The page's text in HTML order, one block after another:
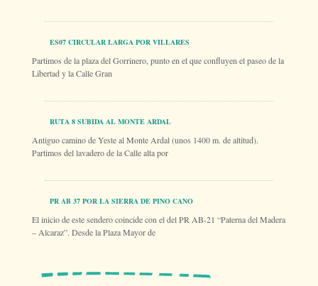
ES07 CIRCULAR LARGA POR VILLARES
Partimos de la plaza del Gorrinero, punto en el que confluyen el paseo de la
Libertad y la Calle Gran
RUTA 8 SUBIDA AL MONTE ARDAL
Antiguo camino de Yeste al Monte Ardal (unos 1400 m. de altitud).
Partimos del lavadero de la Calle alta por
PR AB 37 POR LA SIERRA DE PINO CANO
El inicio de este sendero coincide con el del PR AB-21 “Paterna del Madera
– Alcaraz”. Desde la Plaza Mayor de